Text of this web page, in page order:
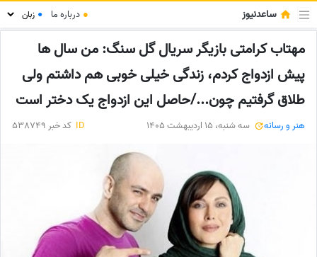
ساعدنیوز ● درباره ما ●
مهتاب کرامتی بازیگر سریال گل سنگ: من سال ها
پیش ازدواج کردم، زندگی خیلی خوبی هم داشتم ولی
طلاق گرفتیم چون.../حاصل این ازدواج یک دختر است
هنر و رسانه سه شنبه، 15 اردیبهشت 1405 ID کد خبر 538749